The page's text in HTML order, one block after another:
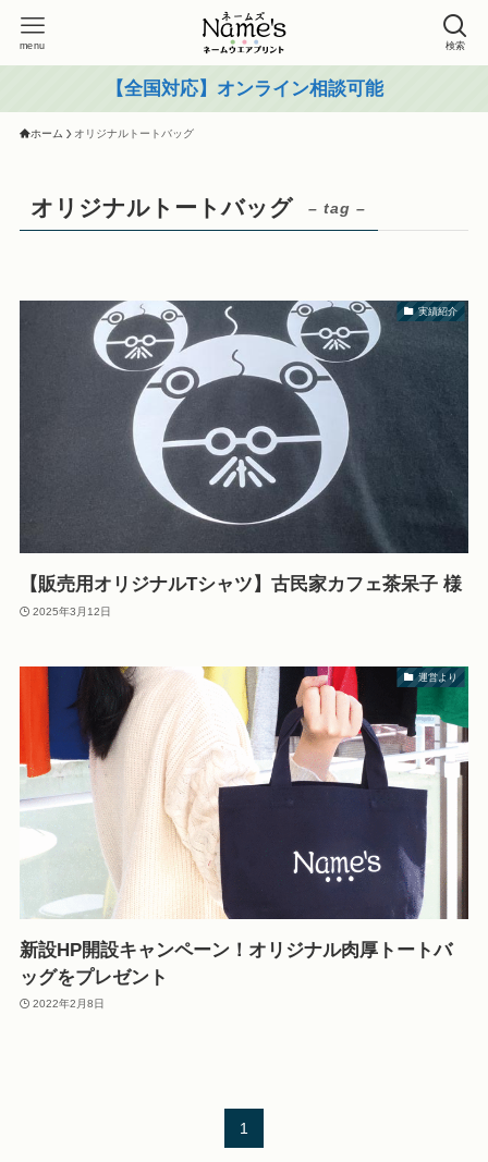
検索
menu
【全国対応】オンライン相談可能
ホーム オリジナルトートバッグ
オリジナルトートバッグ – tag –
実績紹介
【販売用オリジナルTシャツ】古民家カフェ茶呆子 様
2025年3月12日
運営より
新設HP開設キャンペーン！オリジナル肉厚トートバ
ッグをプレゼント
2022年2月8日
1